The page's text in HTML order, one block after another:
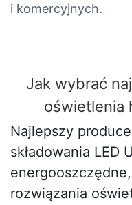
i komercyjnych.
Jak wybrać
oświetlenia
Najlepszy
składowania LED
rozwiązania